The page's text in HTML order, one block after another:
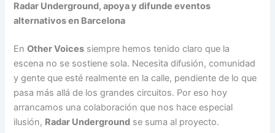
Radar Underground, apoya y difunde eventos
alternativos en Barcelona
EnOther Voices siempre hemos tenido claro que la
escena no se sostiene sola. Necesita difusión, comunidad
y gente que esté realmente en la calle, pendiente de lo que
pasa más allá de los grandes circuitos. Por eso hoy
arrancamos una colaboración que nos hace especial
ilusión, Radar Underground se suma al proyecto.